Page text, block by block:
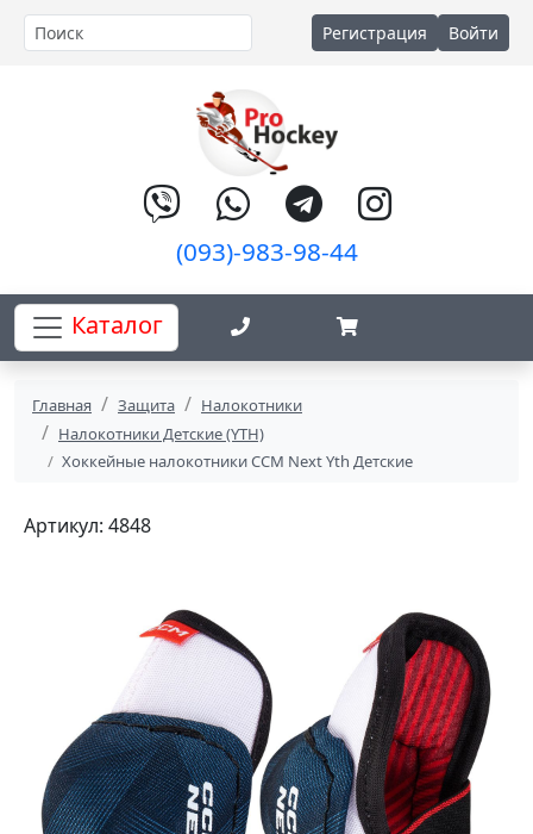
Регистрация Войти
(093)-983-98-44
Каталог
Главная Защита
Налокотники
Налокотники Детские (YTH)
Хоккейные налокотники CCM Next Yth Детские
Артикул: 4848